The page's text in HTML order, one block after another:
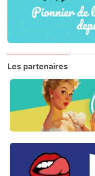
Les partenaires